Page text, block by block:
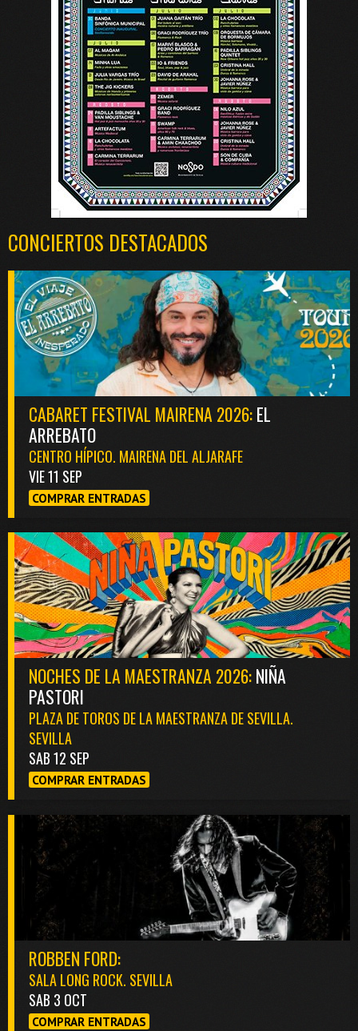
CONCIERTOS DESTACADOS
CABARET FESTIVAL MAIRENA 2026:EL
ARREBATO
CENTRO HÍPICO. MAIRENA DEL ALJARAFE
VIE 11 SEP
COMPRAR ENTRADAS
NOCHES DE LA MAESTRANZA 2026:NIÑA
PASTORI
PLAZA DE TOROS DE LA MAESTRANZA DE SEVILLA.
SEVILLA
SAB 12 SEP
COMPRAR ENTRADAS
ROBBEN FORD:
SALA LONG ROCK. SEVILLA
SAB 3 OCT
COMPRAR ENTRADAS